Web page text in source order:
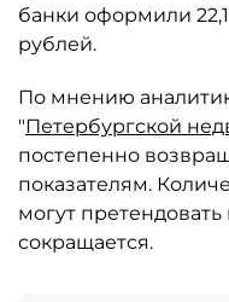
банки оформили
рублей.
По мнению
"Петербургской
постепенно
показателям.
могут
сокращается.